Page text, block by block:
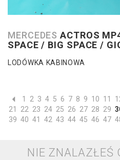
MERCEDESACTROS
SPACE / BIG SPACE /
LODÓWKA KABINOWA
1 2 3 4 5 6 7 8 9 10 11
21
22 23 24 25 26 27 28 29
39 40 41 42 43 44 45 46 47
NIE ZNALAZŁEŚ